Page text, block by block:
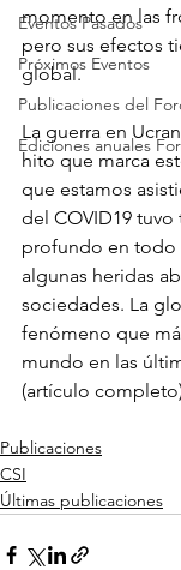
Eventos Pasados
Próximos Eventos
Publicaciones del
Ediciones anuales
momento en las
pero sus efectos
global.
La guerra en
hito que marca
que estamos
del COVID19
profundo en todo
algunas heridas
sociedades. La
fenómeno que
mundo en las
(artículo
Publicaciones
CSI
Últimas publicaciones